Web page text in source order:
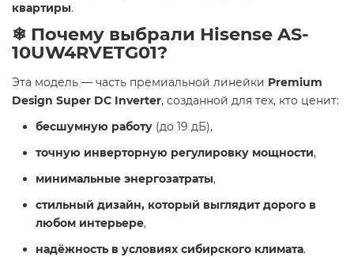
квартиры.
❄ Почему выбрали Hisense AS-
10UW4RVETG01?
Эта модель — часть премиальной линейки Premium
Design Super DC Inverter, созданной для тех, кто ценит:
бесшумную работу (до 19 дБ),
точную инверторную регулировку мощности,
минимальные энергозатраты,
стильный дизайн, который выглядит дорого в
любом интерьере,
надёжность в условиях сибирского климата.